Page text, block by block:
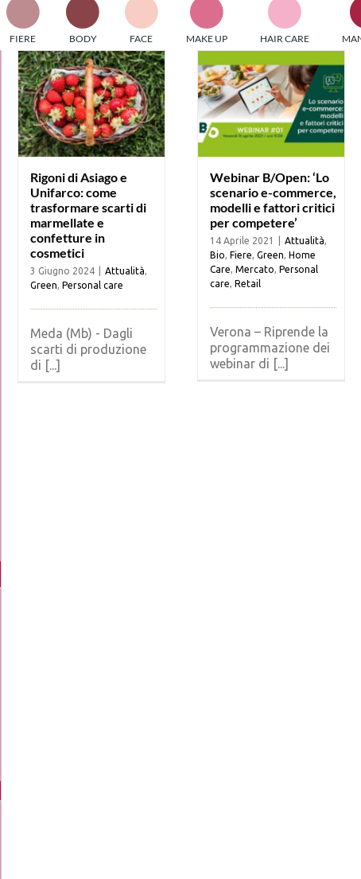
TESPI MEDIAGROUP racchiude un pool di
ed editrici specializzate nell’informazione b2b.
particolare, attraverso numerose riviste verticali,
informazione che coinvolgono gli attori nei settori
technology, entertainment e sport.
Stay tuned!
LE RIVISTE
Scroll Down
FIERE BODY FACE MAKE UP HAIR CARE
Rigoni di Asiago e
Unifarco: come
trasformare scarti
di marmellate e
confetture in
cosmetici
Rigoni di Asiago e
Unifarco: come
trasformare scarti di
marmellate e
confetture in
cosmetici
3 Giugno 2024 Attualità
Green Personal care
Meda (Mb) - Dagli
scarti di produzione
di [...]
Webinar B/Open:
‘Lo scenario e-
commerce, modelli
e fattori critici per
competere’
Webinar B/Open: ‘Lo
scenario e-commerce,
modelli e fattori critici
per competere’
14 Aprile 2021 Attualità
Bio Fiere Green Home
Care Mercato Personal
care Retail
Verona – Riprende la
programmazione dei
webinar di [...]